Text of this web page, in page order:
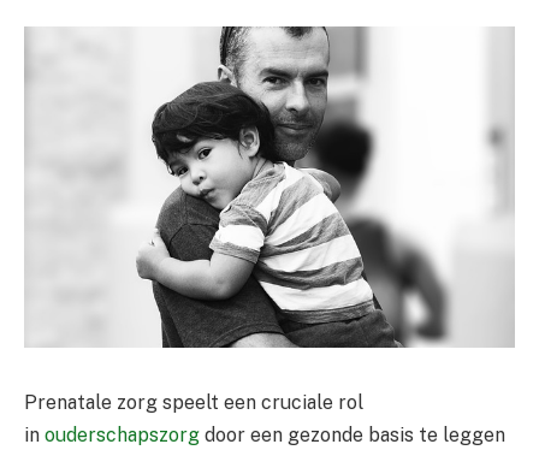
Prenatale zorg speelt een cruciale rol
in ouderschapszorg door een gezonde basis te leggen